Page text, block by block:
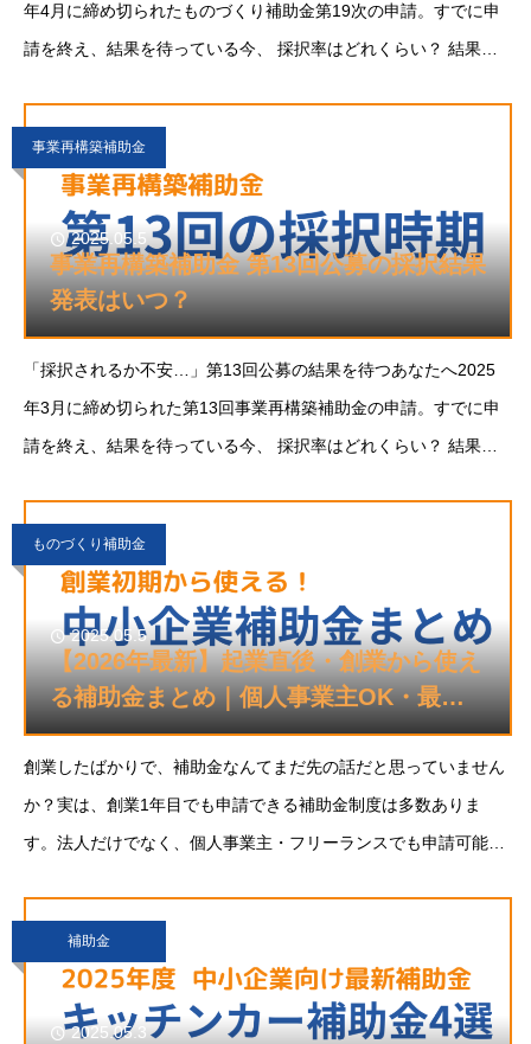
年4月に締め切られたものづくり補助金第19次の申請。すでに申
請を終え、結果を待っている今、 採択率はどれくらい？ 結果は
う
事業再構築補助金
2025.05.5
事業再構築補助金 第13回公募の採択結果
発表はいつ？
「採択されるか不安…」第13回公募の結果を待つあなたへ2025
年3月に締め切られた第13回事業再構築補助金の申請。すでに申
請を終え、結果を待っている今、 採択率はどれくらい？ 結果は
ものづくり補助金
2025.05.5
【2026年最新】起業直後・創業から使え
る補助金まとめ｜個人事業主OK・最大
二千万円
創業したばかりで、補助金なんてまだ先の話だと思っていません
か？実は、創業1年目でも申請できる補助金制度は多数ありま
す。法人だけでなく、個人事業主・フリーランスでも申請可能な
す。本記事では、2026年度に「創業1年目
補助金
2025.05.3